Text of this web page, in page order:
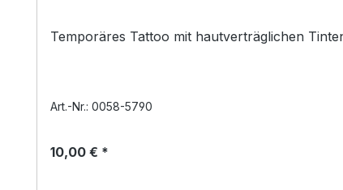
Temporäres Tattoo mit hautverträglichen
Art.-Nr.: 0058-5790
10,00 € *